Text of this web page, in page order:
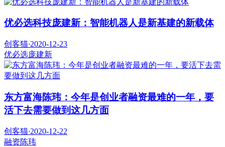
优必选科技庞建新：智能机器人是新基建的新载体
创客猫·2020-12-23
优必选庞建新
东方富海陈玮：今年是创业者融资最难的一年，要
活下去需要做到这几方面
创客猫·2020-12-22
融资陈玮